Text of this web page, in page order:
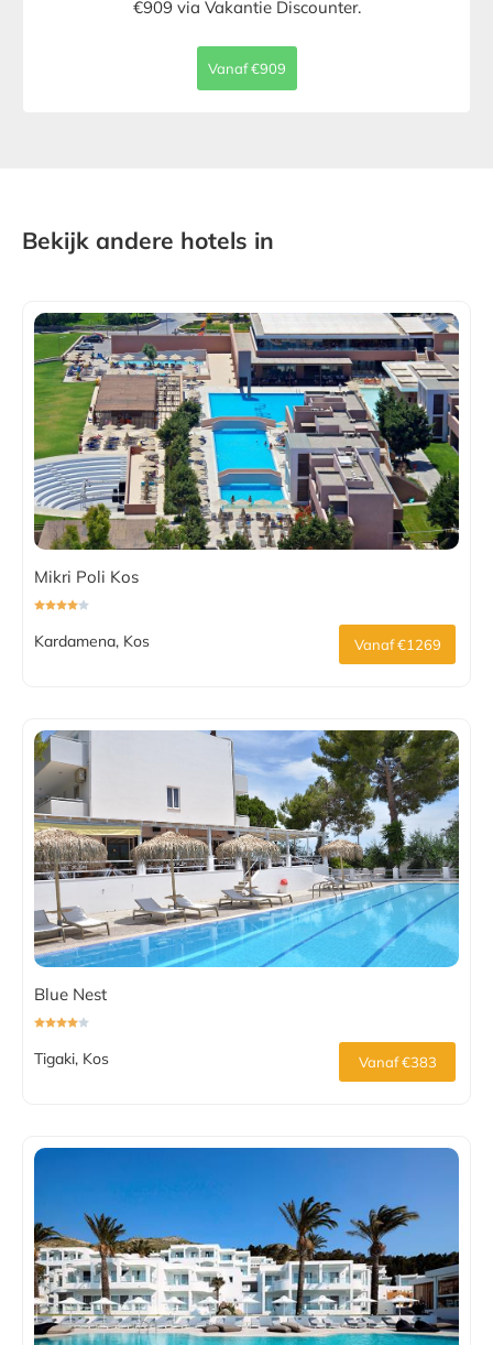
€909 via Vakantie Discounter.
Vanaf €909
Bekijk andere hotels in
Mikri Poli Kos
Kardamena, Kos Vanaf €1269
Blue Nest
Tigaki, Kos Vanaf €383